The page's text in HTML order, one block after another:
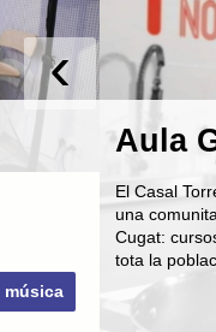
Aula
El Casal Torreblanca
una comunitat de
Cugat: cursos, tallers i
tota la població!
‹